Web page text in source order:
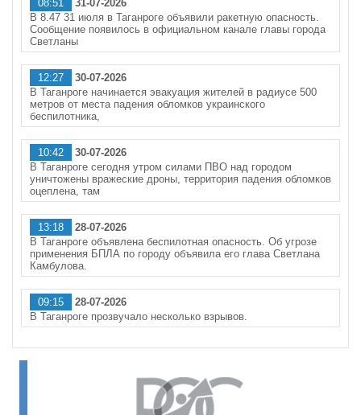
08:51
31-07-2026
В 8.47 31 июля в Таганроге объявили ракетную опасность.
Сообщение появилось в официальном канале главы города
Светланы
12:27
30-07-2026
В Таганроге начинается эвакуация жителей в радиусе 500
метров от места падения обломков украинского
беспилотника,
10:42
30-07-2026
В Таганроге сегодня утром силами ПВО над городом
уничтожены вражеские дроны, территория падения обломков
оцеплена, там
13:18
28-07-2026
В Таганроге объявлена беспилотная опасность. Об угрозе
применения БПЛА по городу объявила его глава Светлана
Камбулова.
09:15
28-07-2026
В Таганроге прозвучало несколько взрывов.